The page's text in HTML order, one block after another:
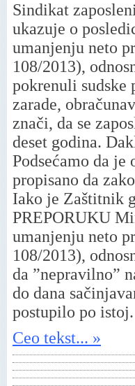
Sindikat
ukazuje o
umanjenju neto
108/2013),
pokrenuli sudske
zarade,
znači, da se
deset godina.
Podsećamo da
propisano da
Iako je Zaštitnik
PREPORUKU
umanjenju neto
108/2013),
da ”nepravilno”
do dana
postupilo po istoj.
Ceo tekst... »